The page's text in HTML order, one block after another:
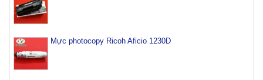
Mực photocopy Ricoh Aficio 1230D